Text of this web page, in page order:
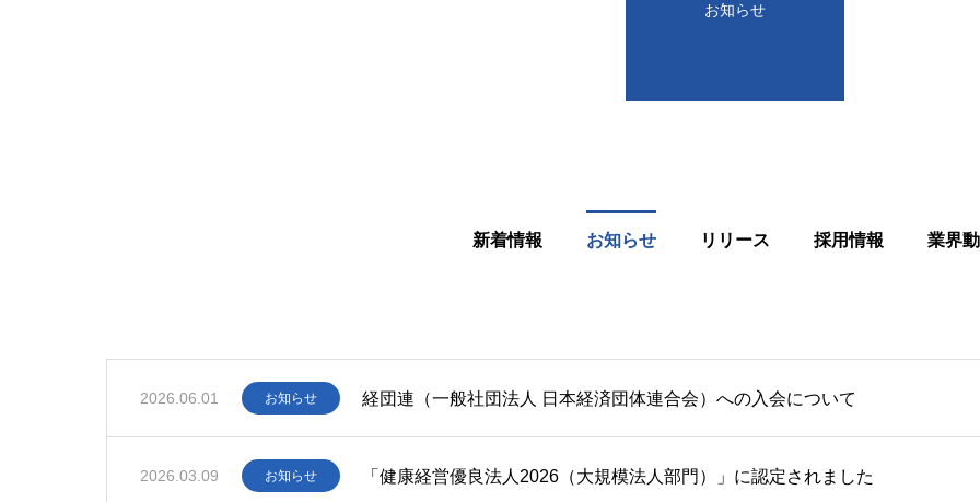
お知らせ
新着情報 お知らせ リリース 採用情報 業界
2026.06.01 お知らせ 経団連（一般社団法人 日本経済団体連合会）への入会について
2026.03.09 お知らせ 「健康経営優良法人2026（大規模法人部門）」に認定されました